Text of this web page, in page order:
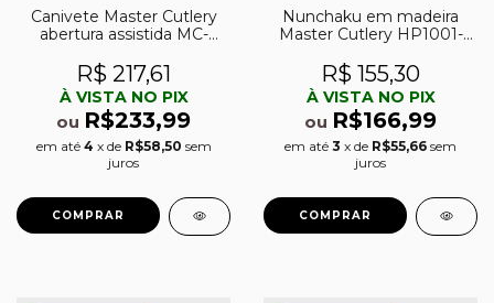
Canivete Master Cutlery
abertura assistida MC-
R$ 217,61
À VISTA NO PIX
ou R$233,99
em até 4 x de R$58,50 sem
juros
Nunchaku em madeira
Master Cutlery HP1001-
R$ 155,30
À VISTA NO PIX
ou R$166,99
em até 3 x de R$55,66 sem
juros